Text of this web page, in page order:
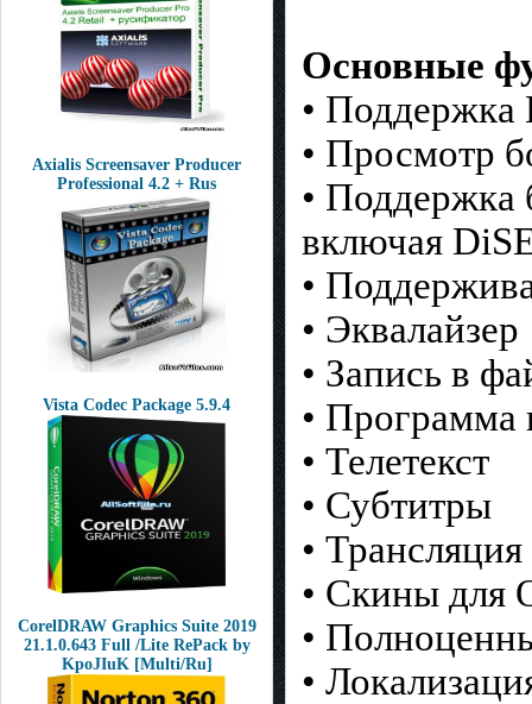
Axialis Screensaver Producer
Professional 4.2 + Rus
Vista Codec Package 5.9.4
CorelDRAW Graphics Suite 2019
21.1.0.643 Full /Lite RePack by
KpoJIuK [Multi/Ru]
Основные
• Поддержка
• Просмотр
• Поддержка
включая
•
• Эквалайзер
• Запись в
• Программа
• Телетекст
• Субтитры
•
• Скины для
•
•